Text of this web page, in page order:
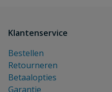
Klantenservice
Bestellen
Retourneren
Betaalopties
Garantie